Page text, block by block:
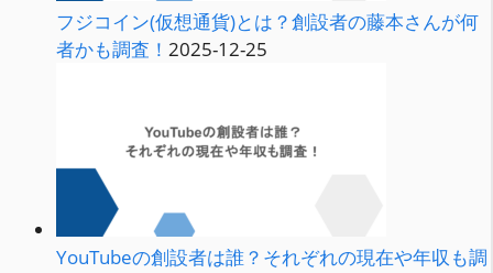
フジコイン(仮想通貨)とは？創設者の藤本さんが何
者かも調査！ 2025-12-25
YouTubeの創設者は誰？それぞれの現在や年収も調